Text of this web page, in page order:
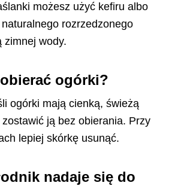
możesz użyć kefiru albo
rozrzedzonego
zimnej wody.
ogórki?
ogórki mają cienką, świeżą
ją bez obierania. Przy
lepiej skórkę usunąć.
nadaje się do